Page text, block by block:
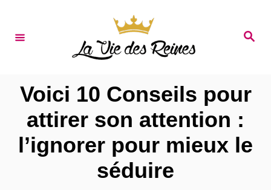
S
Voici 10 Conseils pour
attirer son attention :
l’ignorer pour mieux le
séduire